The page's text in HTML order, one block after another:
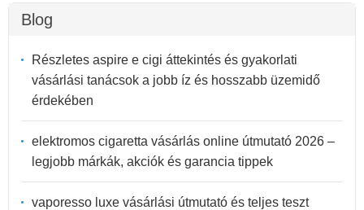
Blog
Részletes aspire e cigi áttekintés és gyakorlati
vásárlási tanácsok a jobb íz és hosszabb üzemidő
érdekében
elektromos cigaretta vásárlás online útmutató 2026 –
legjobb márkák, akciók és garancia tippek
vaporesso luxe vásárlási útmutató és teljes teszt